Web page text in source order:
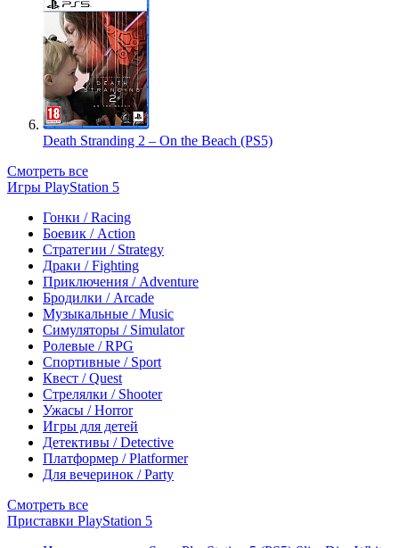
Death Stranding 2 – On the Beach (PS5)
Смотреть все
Игры PlayStation 5
Гонки / Racing
Боевик / Action
Стратегии / Strategy
Драки / Fighting
Приключения / Adventure
Бродилки / Arcade
Музыкальные / Music
Симуляторы / Simulator
Ролевые / RPG
Спортивные / Sport
Квест / Quest
Стрелялки / Shooter
Ужасы / Horror
Игры для детей
Детективы / Detective
Платформер / Platformer
Для вечеринок / Party
Смотреть все
Приставки PlayStation 5